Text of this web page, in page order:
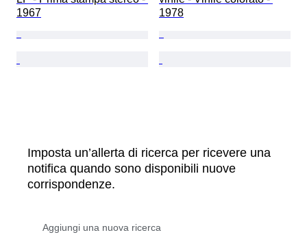
1967
1978
Imposta un’allerta di ricerca per ricevere una
notifica quando sono disponibili nuove
corrispondenze.